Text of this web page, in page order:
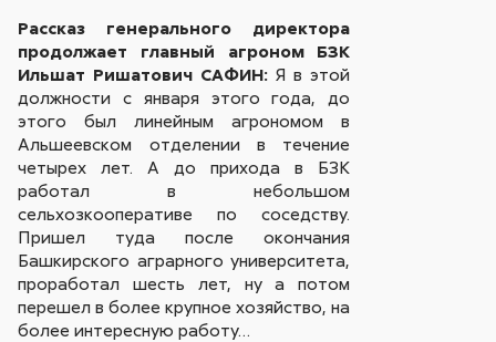
Рассказ генерального директора
продолжает главный агроном БЗК
Ильшат Ришатович САФИН: Я в этой
должности с января этого года, до
этого был линейным агрономом в
Альшеевском отделении в течение
четырех лет. А до прихода в БЗК
работал в небольшом
сельхозкооперативе по соседству.
Пришел туда после окончания
Башкирского аграрного университета,
проработал шесть лет, ну а потом
перешел в более крупное хозяйство, на
более интересную работу…